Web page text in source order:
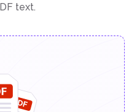
text.